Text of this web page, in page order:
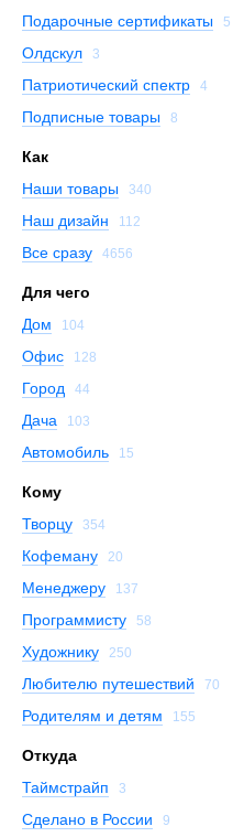
Подарочные сертификаты 5
Олдскул 3
Патриотический спектр 4
Подписные товары 8
Как
Наши товары
340
Наш дизайн 112
Все сразу 4656
Для чего
Дом
104
Офис 128
Город 44
Дача 103
Автомобиль 15
Кому
Творцу
354
Кофеману 20
Менеджеру 137
Программисту 58
Художнику 250
Любителю путешествий 70
Родителям и детям 155
Откуда
Таймстрайп
3
Сделано в России 9